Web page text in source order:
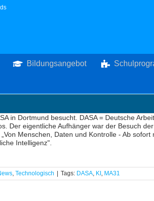
Bildungsangebot
in Dortmund besucht. DASA = Deutsche
Der eigentliche Aufhänger war der Besuch
Menschen, Daten und Kontrolle - Ab
Intelligenz".
, Technologisch Tags: DASA, KI , MA31